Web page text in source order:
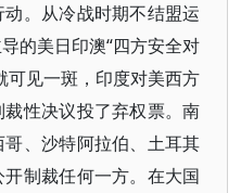
。从冷战时期不结盟运
的美日印澳“四方安全对
可见一斑，印度对美西方
性决议投了弃权票。南
、沙特阿拉伯、土耳其
制裁任何一方。在大国